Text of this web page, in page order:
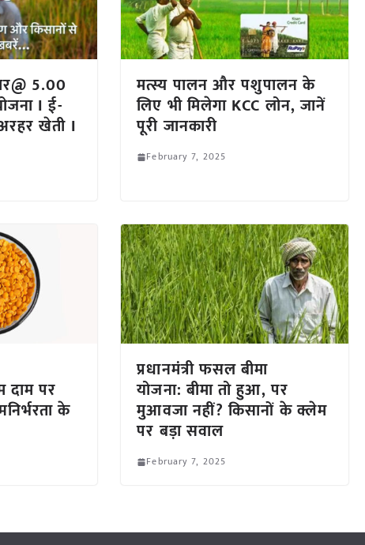
5.00
I ई-
खेती I
मत्स्य पालन और पशुपालन के
लिए भी मिलेगा KCC लोन, जानें
पूरी जानकारी
February 7, 2025
पर
के
प्रधानमंत्री फसल बीमा
योजना: बीमा तो हुआ, पर
मुआवजा नहीं? किसानों के क्लेम
पर बड़ा सवाल
February 7, 2025